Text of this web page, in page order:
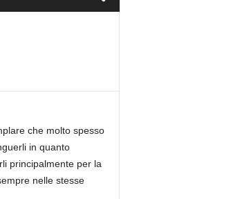
che molto spesso
in quanto
principalmente per la
nelle stesse